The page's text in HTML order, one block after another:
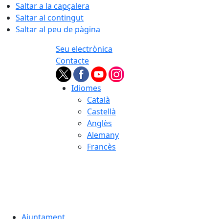
Saltar a la capçalera
Saltar al contingut
Saltar al peu de pàgina
Seu electrònica
Contacte
Idiomes
Català
Castellà
Anglès
Alemany
Francès